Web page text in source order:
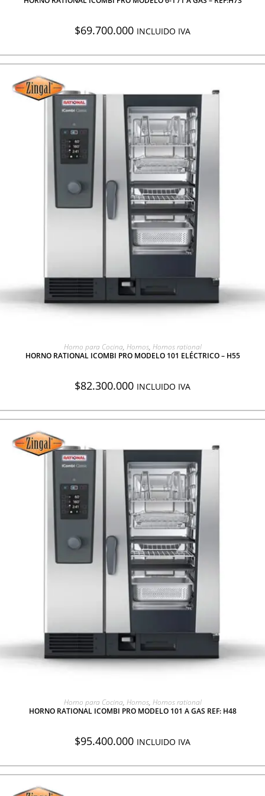
$69.700.000 INCLUIDO IVA
AGREGAR A COTIZACIÓN
Horno para Cocina, Hornos, Hornos rational
HORNO RATIONAL ICOMBI PRO MODELO 101 ELÉCTRICO – H55
$82.300.000 INCLUIDO IVA
AGREGAR A COTIZACIÓN
Horno para Cocina, Hornos, Hornos rational
HORNO RATIONAL ICOMBI PRO MODELO 101 A GAS REF: H48
$95.400.000 INCLUIDO IVA